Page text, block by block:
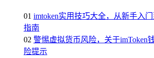
01 imtoken实用技巧大全，从新手入
指南
02 警惕虚拟货币风险，关于imToken
险提示